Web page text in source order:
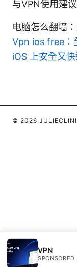
与VPN使用建议
电脑怎么翻墙
Vpn ios free：
iOS 上安全又
VPN
SPONSORED
© 2026